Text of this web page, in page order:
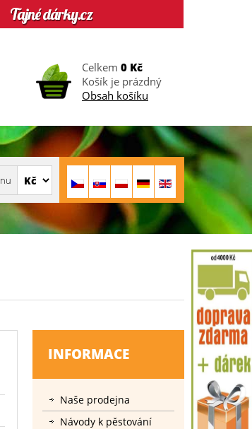
Celkem 0 Kč
Košík je prázdný
Obsah košíku
INFORMACE
Naše prodejna
Návody k pěstování